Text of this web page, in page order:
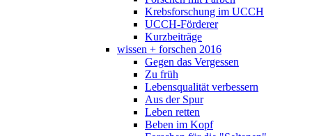
Krebsforschung im UCCH
UCCH-Förderer
Kurzbeiträge
wissen + forschen 2016
Gegen das Vergessen
Zu früh
Lebensqualität verbessern
Aus der Spur
Leben retten
Beben im Kopf